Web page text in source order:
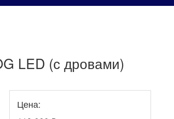
LED (с дровами)
Цена: